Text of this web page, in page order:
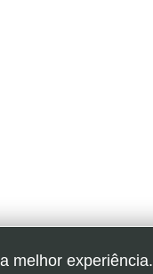
melhor experiência.